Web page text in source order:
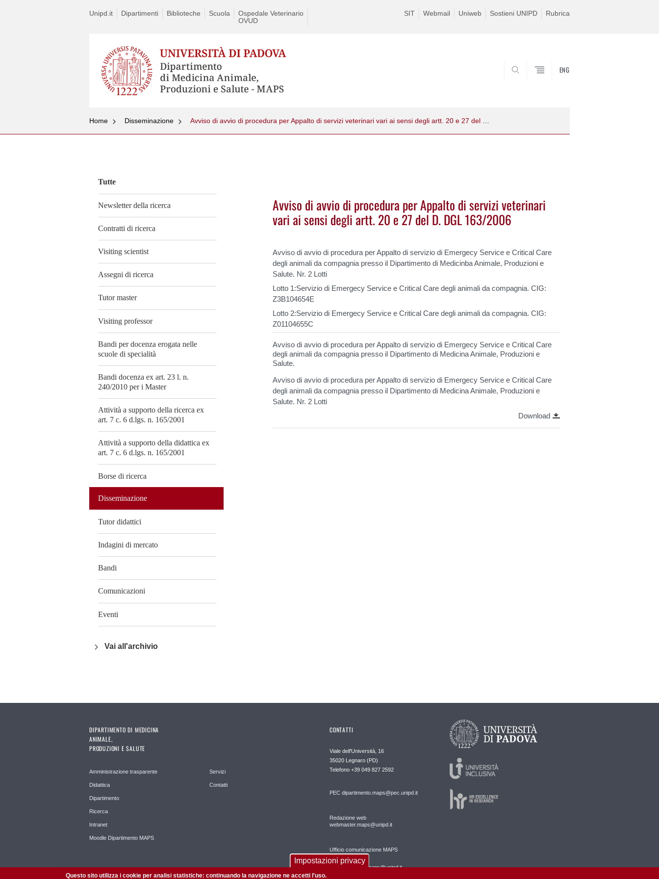
Unipd.it Dipartimenti Biblioteche Scuola
Ospedale Veterinario
OVUD
SIT Webmail Uniweb Sostieni UNIPD Rubrica
ENG
Home Disseminazione Avviso di avvio di procedura per Appalto di servizi veterinari vari ai sensi degli artt. 20 e 27 del D. DGL 163/2006
Tutte
Newsletter della ricerca
Contratti di ricerca
Visiting scientist
Assegni di ricerca
Tutor master
Visiting professor
Bandi per docenza erogata nelle
scuole di specialità
Bandi docenza ex art. 23 l. n.
240/2010 per i Master
Attività a supporto della ricerca ex
art. 7 c. 6 d.lgs. n. 165/2001
Attività a supporto della didattica ex
art. 7 c. 6 d.lgs. n. 165/2001
Borse di ricerca
Disseminazione
Tutor didattici
Indagini di mercato
Bandi
Comunicazioni
Eventi
Vai all'archivio
Avviso di avvio di procedura per Appalto di servizi veterinari
vari ai sensi degli artt. 20 e 27 del D. DGL 163/2006
Avviso di avvio di procedura per Appalto di servizio di Emergecy Service e Critical Care
degli animali da compagnia presso il Dipartimento di Medicinba Animale, Produzioni e
Salute. Nr. 2 Lotti
Lotto 1:Servizio di Emergecy Service e Critical Care degli animali da compagnia. CIG:
Z3B104654E
Lotto 2:Servizio di Emergecy Service e Critical Care degli animali da compagnia. CIG:
Z01104655C
Avviso di avvio di procedura per Appalto di servizio di Emergecy Service e Critical Care
degli animali da compagnia presso il Dipartimento di Medicina Animale, Produzioni e
Salute.
Avviso di avvio di procedura per Appalto di servizio di Emergecy Service e Critical Care
degli animali da compagnia presso il Dipartimento di Medicina Animale, Produzioni e
Salute. Nr. 2 Lotti
Download
DIPARTIMENTO DI MEDICINA
ANIMALE,
PRODUZIONI E SALUTE
Amministrazione trasparente
Didattica
Dipartimento
Ricerca
Intranet
Moodle Dipartimento MAPS
Servizi
Contatti
CONTATTI
Viale dell'Università, 16
35020 Legnaro (PD)
Telefono +39 049 827 2592
PEC dipartimento.maps@pec.unipd.it
Redazione web
webmaster.maps@unipd.it
Ufficio comunicazione MAPS
comunicazione.maps@unipd.it
Impostazioni privacy
Questo sito utilizza i cookie per analisi statistiche: continuando la navigazione ne accetti l'uso.